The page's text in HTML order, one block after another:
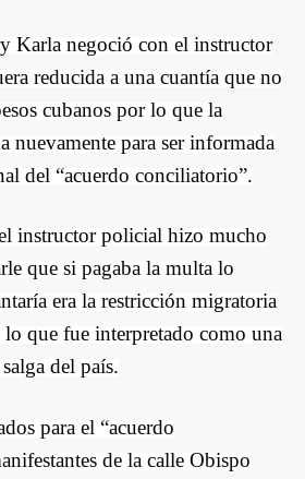
Karla negoció con el instructor
reducida a una cuantía que no
cubanos por lo que la
nuevamente para ser informada
del “acuerdo conciliatorio”.
instructor policial hizo mucho
que si pagaba la multa lo
era la restricción migratoria
lo que fue interpretado como una
del país.
para el “acuerdo
de la calle Obispo